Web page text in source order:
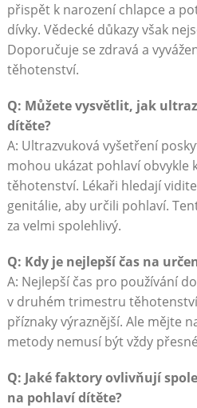
přispět k narození chlapce a
dívky. Vědecké důkazy však
Doporučuje se zdravá a
těhotenství.
Q: Můžete vysvětlit, jak
dítěte?
A: Ultrazvuková vyšetření
mohou ukázat pohlaví obvykle
těhotenství. Lékaři hledají
genitálie, aby určili pohlaví.
za velmi spolehlivý.
Q: Kdy je nejlepší čas na
A: Nejlepší čas pro používání
v druhém trimestru
příznaky výraznější. Ale mějte
metody nemusí být vždy
Q: Jaké faktory ovlivňují
na pohlaví dítěte?